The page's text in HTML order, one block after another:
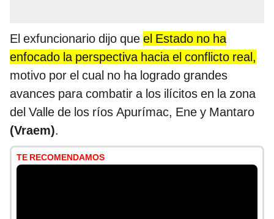
El exfuncionario dijo que el Estado no ha
enfocado la perspectiva hacia el conflicto real,
motivo por el cual no ha logrado grandes
avances para combatir a los ilícitos en la zona
del Valle de los ríos Apurímac, Ene y Mantaro
(Vraem).
TE RECOMENDAMOS